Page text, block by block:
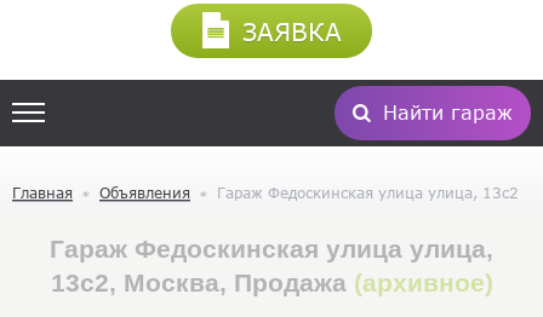
Найти гараж
ЗАЯВКА
Главная Объявления Гараж Федоскинская улица улица, 13с2
Гараж Федоскинская улица улица,
13с2, Москва, Продажа (архивное)